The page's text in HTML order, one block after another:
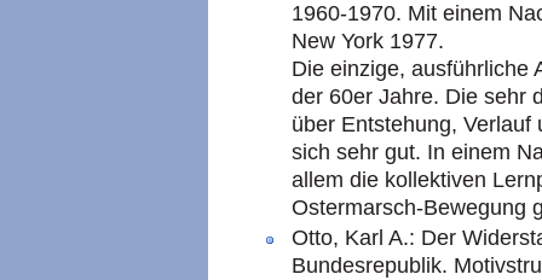
1960-1970. Mit einem
New York 1977.
Die einzige, ausführliche
der 60er Jahre. Die sehr
über Entstehung, Verlauf
sich sehr gut. In einem
allem die kollektiven
Ostermarsch-Bewegung
Otto, Karl A.: Der
Bundesrepublik.